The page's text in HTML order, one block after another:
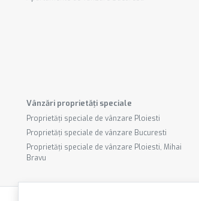
Vânzări proprietăți speciale
Proprietăți speciale de vânzare Ploiesti
Proprietăți speciale de vânzare Bucuresti
Proprietăți speciale de vânzare Ploiesti, Mihai
Bravu